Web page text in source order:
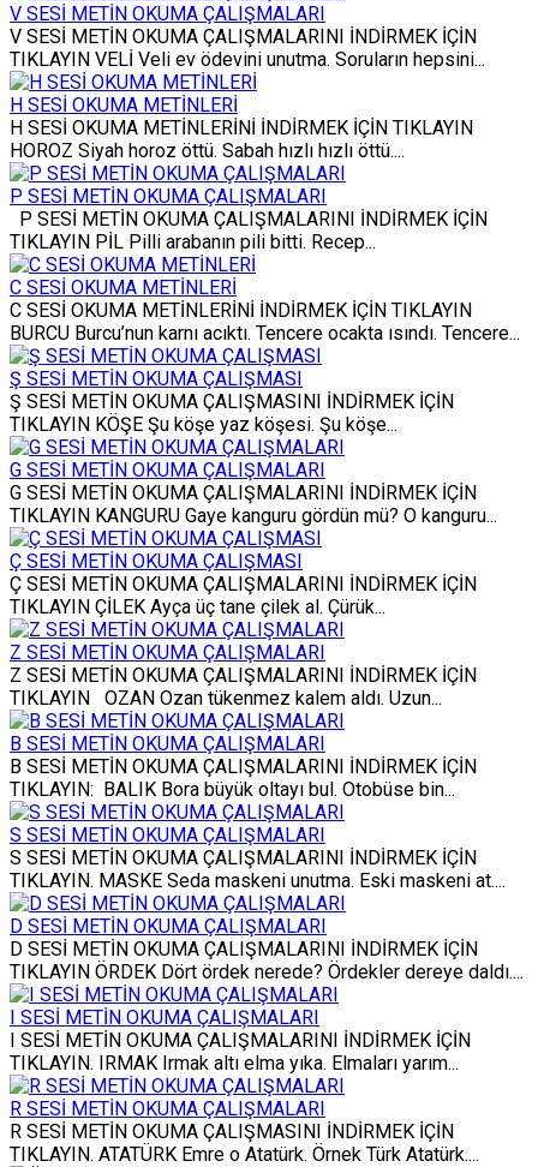
V SESİ METİN OKUMA ÇALIŞMALARI
V SESİ METİN OKUMA ÇALIŞMALARINI İNDİRMEK İÇİN
TIKLAYIN VELİ Veli ev ödevini unutma. Soruların hepsini...
H SESİ OKUMA METİNLERİ
H SESİ OKUMA METİNLERİNİ İNDİRMEK İÇİN TIKLAYIN
HOROZ Siyah horoz öttü. Sabah hızlı hızlı öttü....
P SESİ METİN OKUMA ÇALIŞMALARI
P SESİ METİN OKUMA ÇALIŞMALARINI İNDİRMEK İÇİN
TIKLAYIN PİL Pilli arabanın pili bitti. Recep...
C SESİ OKUMA METİNLERİ
C SESİ OKUMA METİNLERİNİ İNDİRMEK İÇİN TIKLAYIN
BURCU Burcu’nun karnı acıktı. Tencere ocakta ısındı. Tencere...
Ş SESİ METİN OKUMA ÇALIŞMASI
Ş SESİ METİN OKUMA ÇALIŞMASINI İNDİRMEK İÇİN
TIKLAYIN KÖŞE Şu köşe yaz köşesi. Şu köşe...
G SESİ METİN OKUMA ÇALIŞMALARI
G SESİ METİN OKUMA ÇALIŞMALARINI İNDİRMEK İÇİN
TIKLAYIN KANGURU Gaye kanguru gördün mü? O kanguru...
Ç SESİ METİN OKUMA ÇALIŞMASI
Ç SESİ METİN OKUMA ÇALIŞMALARINI İNDİRMEK İÇİN
TIKLAYIN ÇİLEK Ayça üç tane çilek al. Çürük...
Z SESİ METİN OKUMA ÇALIŞMALARI
Z SESİ METİN OKUMA ÇALIŞMALARINI İNDİRMEK İÇİN
TIKLAYIN OZAN Ozan tükenmez kalem aldı. Uzun...
B SESİ METİN OKUMA ÇALIŞMALARI
B SESİ METİN OKUMA ÇALIŞMALARINI İNDİRMEK İÇİN
TIKLAYIN: BALIK Bora büyük oltayı bul. Otobüse bin...
S SESİ METİN OKUMA ÇALIŞMALARI
S SESİ METİN OKUMA ÇALIŞMALARINI İNDİRMEK İÇİN
TIKLAYIN. MASKE Seda maskeni unutma. Eski maskeni at....
D SESİ METİN OKUMA ÇALIŞMALARI
D SESİ METİN OKUMA ÇALIŞMALARINI İNDİRMEK İÇİN
TIKLAYIN ÖRDEK Dört ördek nerede? Ördekler dereye daldı....
I SESİ METİN OKUMA ÇALIŞMALARI
I SESİ METİN OKUMA ÇALIŞMALARINI İNDİRMEK İÇİN
TIKLAYIN. IRMAK Irmak altı elma yıka. Elmaları yarım...
R SESİ METİN OKUMA ÇALIŞMALARI
R SESİ METİN OKUMA ÇALIŞMASINI İNDİRMEK İÇİN
TIKLAYIN. ATATÜRK Emre o Atatürk. Örnek Türk Atatürk....